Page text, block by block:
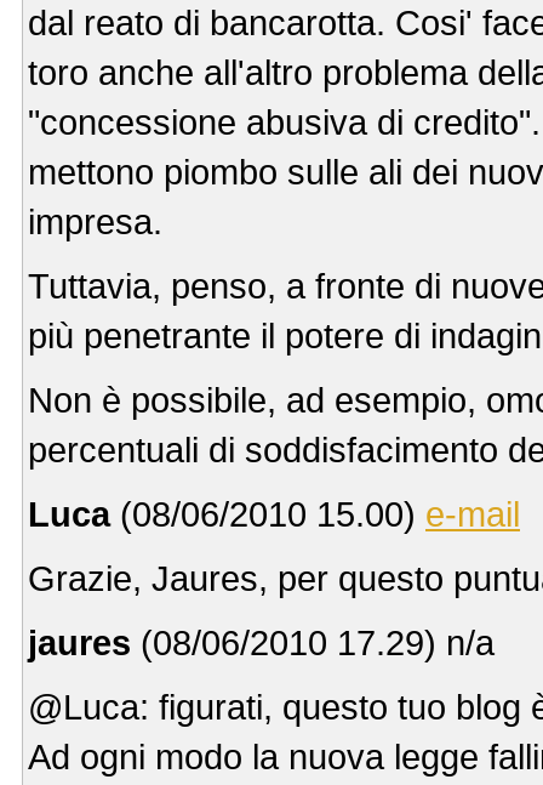
dal reato di bancarotta. Cosi'
toro anche all'altro problema
"concessione abusiva di
mettono piombo sulle ali dei
impresa.
Tuttavia, penso, a fronte di
più penetrante il potere di
Non è possibile, ad esempio,
percentuali di soddisfacimento
Luca(08/06/2010 15.00) e-mail
Grazie, Jaures, per questo
jaures (08/06/2010 17.29) n/a
@Luca: figurati, questo tuo blog
Ad ogni modo la nuova legge